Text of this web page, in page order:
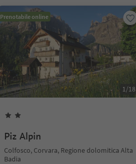
Prenotabile online
1/18
Piz Alpin
Colfosco, Corvara, Regione dolomitica Alta
Badia